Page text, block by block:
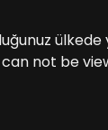
ülkede
not be